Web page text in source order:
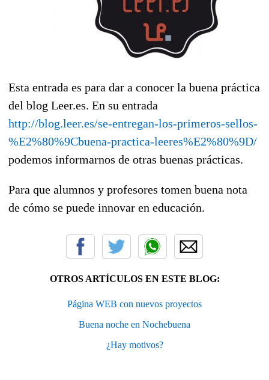
Esta entrada es para dar a conocer la buena práctica
del blog Leer.es. En su entrada
http://blog.leer.es/se-entregan-los-primeros-sellos-
%E2%80%9Cbuena-practica-leeres%E2%80%9D/
podemos informarnos de otras buenas prácticas.
Para que alumnos y profesores tomen buena nota
de cómo se puede innovar en educación.
OTROS ARTÍCULOS EN ESTE BLOG:
Página WEB con nuevos proyectos
Buena noche en Nochebuena
¿Hay motivos?